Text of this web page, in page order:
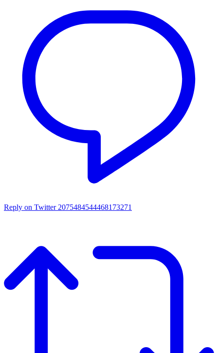
Reply on Twitter 2075484544468173271